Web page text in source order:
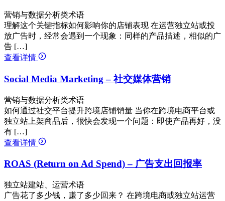
营销与数据分析类术语
理解这个关键指标如何影响你的店铺表现 在运营独立站或投
放广告时，经常会遇到一个现象：同样的产品描述，相似的广
告 […]
查看详情
Social Media Marketing – 社交媒体营销
营销与数据分析类术语
如何通过社交平台提升跨境店铺销量 当你在跨境电商平台或
独立站上架商品后，很快会发现一个问题：即使产品再好，没
有 […]
查看详情
ROAS (Return on Ad Spend) – 广告支出回报率
独立站建站、运营术语
广告花了多少钱，赚了多少回来？ 在跨境电商或独立站运营